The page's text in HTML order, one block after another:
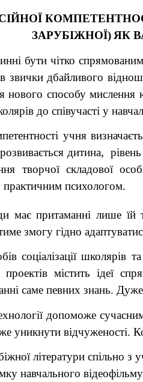
ЗАРУБІЖНОЇ)ЯК
бути чітко
звички дбайливого
нового способу
до співучасті у
учня
дитина,
творчої складової
практичним психологом.
має притаманні лише їй
змогу гідно
соціалізації школярів
містить ідеї
саме певних знань.
допоможе
уникнути відчуженості.
літератури спільно з
навчального